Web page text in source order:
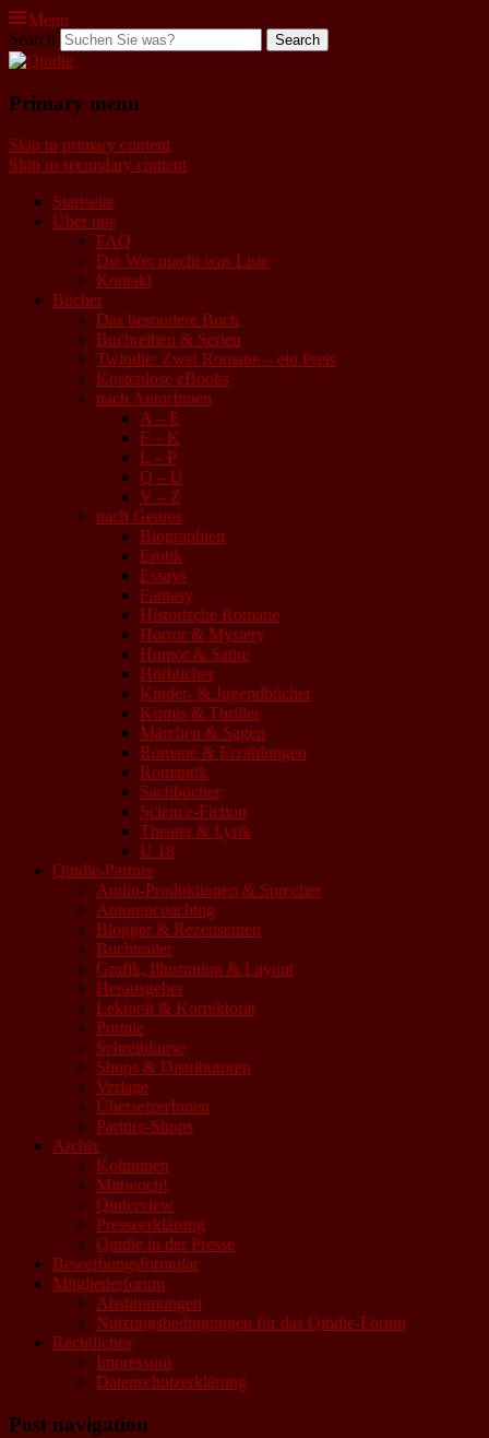
Menu
Qindie
Search
Primary menu
Skip to primary content
Skip to secondary content
Startseite
Über uns
FAQ
Die Wer macht was Liste
Kontakt
Bücher
Das besondere Buch
Buchreihen & Serien
Twindie: Zwei Romane – ein Preis
Kostenlose eBooks
nach AutorInnen
A – E
F – K
L – P
Q – U
V – Z
nach Genres
Biographien
Erotik
Essays
Fantasy
Historische Romane
Horror & Mystery
Humor & Satire
Hörbücher
Kinder- & Jugendbücher
Krimis & Thriller
Märchen & Sagen
Romane & Erzählungen
Romantik
Sachbücher
Science-Fiction
Theater & Lyrik
U 18
Qindie-Partner
Audio-Produktionen & Sprecher
Autorencoaching
Blogger & Rezensenten
Buchtrailer
Grafik, Illustration & Layout
Herausgeber
Lektorat & Korrektorat
Portale
Schreibkurse
Shops & Distributoren
Verlage
ÜbersetzerInnen
Partner-Shops
Archiv
Kolumnen
Mittwoch!
Qinterview
Presseerklärung
Qindie in der Presse
Bewerbungsformular
Mitgliederforum
Abstimmungen
Nutzungsbedingungen für das Qindie-Forum
Rechtliches
Impressum
Datenschutzerklärung
Post navigation